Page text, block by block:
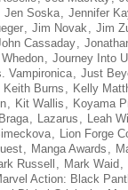
Jen Soska, Jennifer
, Jim Novak, Jim
Cassaday,
, Journey Into
Vampironica, Just
Keith Burns , Kelly
, Kit Wallis , Koyama
, Lazarus , Leah
, Lion Forge
, Manga Awards ,
Russell , Mark Waid ,
Action: Black